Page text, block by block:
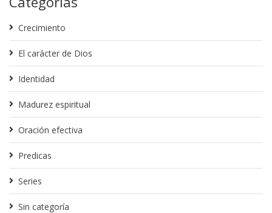
Crecimiento
El carácter de Dios
Identidad
Madurez espiritual
Oración efectiva
Predicas
Series
Sin categoría